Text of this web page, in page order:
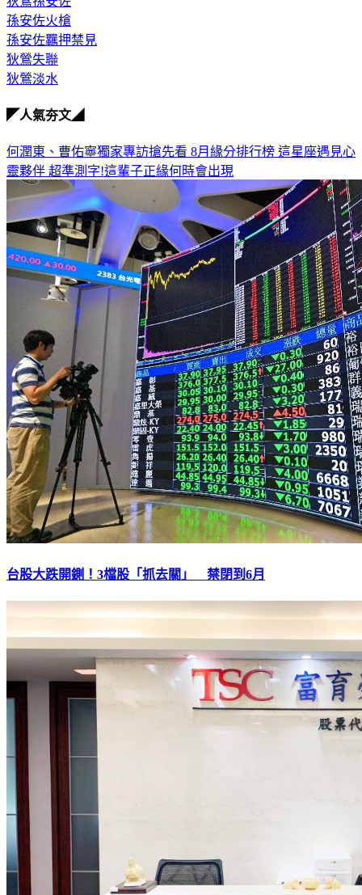
孫安佐火槍
孫安佐羈押禁見
狄鶯失聯
狄鶯淡水
◤人氣夯文◢
何潤東、曹佑寧獨家專訪搶先看 8月緣分排行榜 這星座遇見心
靈夥伴 超準測字!這輩子正緣何時會出現
台股大跌開鍘！3檔股「抓去關」 禁閉到6月